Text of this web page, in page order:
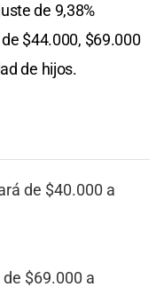
de 9,38%
$44.000, $69.000
de hijos.
de $40.000 a
de $69.000 a